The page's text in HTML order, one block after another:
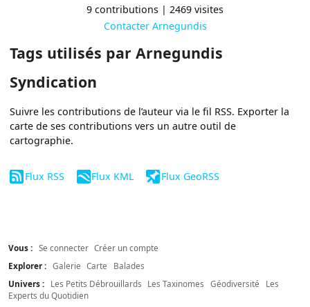
9 contributions | 2469 visites
Contacter Arnegundis
Tags utilisés par Arnegundis
Syndication
Suivre les contributions de l’auteur via le fil RSS. Exporter la
carte de ses contributions vers un autre outil de
cartographie.
Flux RSS Flux KML Flux GeoRSS
Vous : Se connecter Créer un compte
Explorer : Galerie Carte
Balades
Univers :
Les Petits Débrouillards Les Taxinomes Géodiversité
Les
Experts du Quotidien